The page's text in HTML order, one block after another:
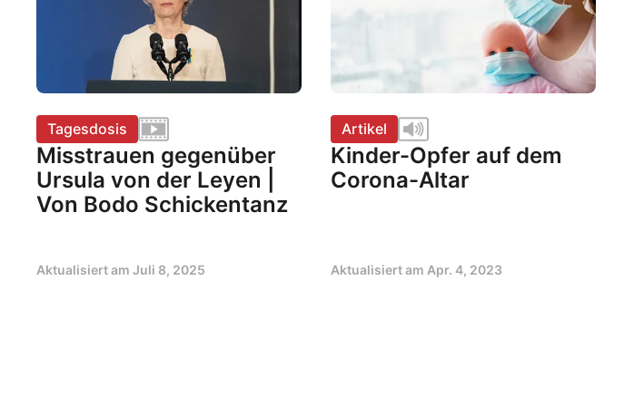
Tagesdosis
Misstrauen gegenüber
Ursula von der Leyen |
Von Bodo Schickentanz
Aktualisiert am Juli 8, 2025
Artikel
Kinder-Opfer auf dem
Corona-Altar
Aktualisiert am Apr. 4, 2023